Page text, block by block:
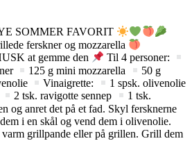
SOMMER FAVORIT
ferskner og mozzarella
at gemme den
Til 4 personer:
125 g mini mozzarella
50 g
Vinaigrette:
1 spsk. olivenolie
2 tsk. ravigotte sennep
1 tsk.
og anret det på et fad. Skyl fersknerne
i en skål og vend dem i olivenolie.
grillpande eller på grillen. Grill dem